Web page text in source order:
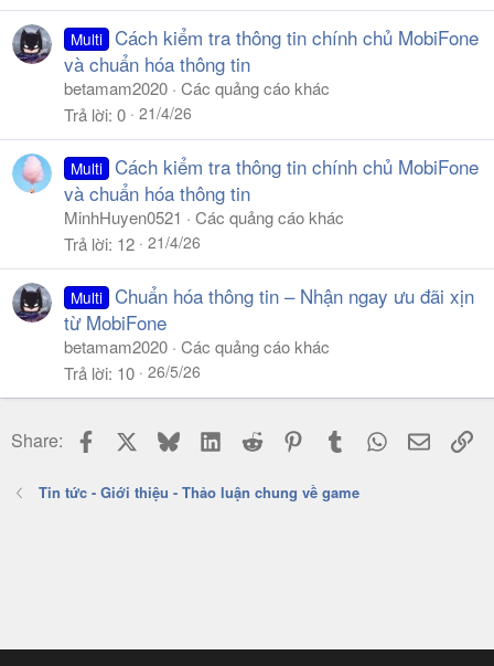
Multi Cách kiểm tra thông tin chính chủ MobiFone
và chuẩn hóa thông tin
betamam2020 Các quảng cáo khác
Trả lời 0 21/4/26
Multi Cách kiểm tra thông tin chính chủ MobiFone
và chuẩn hóa thông tin
MinhHuyen0521
Các quảng cáo khác
Trả lời 12 21/4/26
Multi Chuẩn hóa thông tin – Nhận ngay ưu đãi xịn
từ MobiFone
betamam2020 Các quảng cáo khác
Trả lời 10 26/5/26
Share: Facebook BlueskyLinkedIn
Reddit PinterestTumblr WhatsApp
Email
Tin tức - Giới thiệu - Thảo luận chung về game